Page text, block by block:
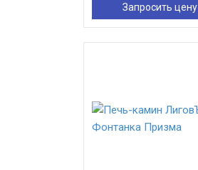
Запросить цену